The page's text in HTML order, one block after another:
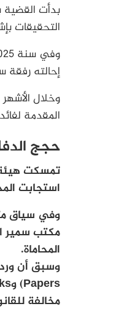
التحقيقات
إحالته رفقة
وخلال
المقدمة
حجج
تمسكت هيئة
استجابت
وفي سياق
مكتب سمير
المحاماة.
مخالفة